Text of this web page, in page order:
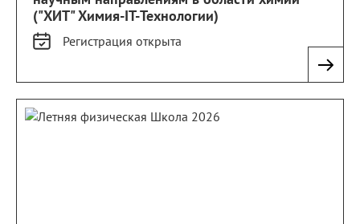
("ХИТ" Химия-IT-Технологии)
Регистрация открыта